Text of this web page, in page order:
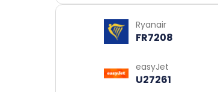
Ryanair
FR7208
easyJet
U27261